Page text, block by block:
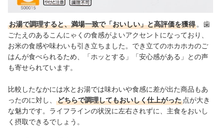
お湯で調理すると、満場一致で「おいしい」と高評価を獲得 。歯
ごたえのあるこんにゃくの食感がよいアクセント になっており
お米の食感や味わいも引き立ちました。 でき立てのホカホカのご
はんが食べられるため、「ホッとする」「安心感がある」との声
も寄せられています。
比較したなかには水とお湯では味わいや食感に差が出た商品もあ
ったのに対し、
どちらで調理してもおいしく仕上がった 点が大き
な魅力です。ライフラインの状況に左右されずに、主食をおいし
く摂取できるでしょう。